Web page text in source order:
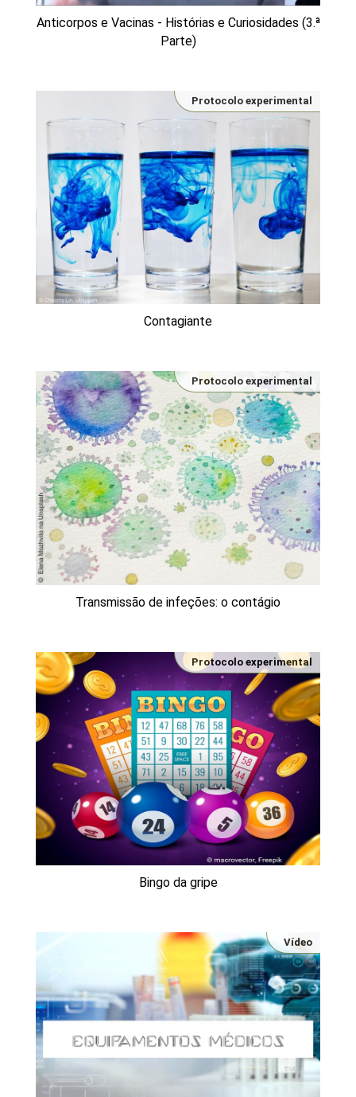
Anticorpos e Vacinas - Histórias e Curiosidades (3.ª
Parte)
Contagiante
Protocolo experimental
Transmissão de infeções: o contágio
Protocolo experimental
Bingo da gripe
Protocolo experimental
Vídeo